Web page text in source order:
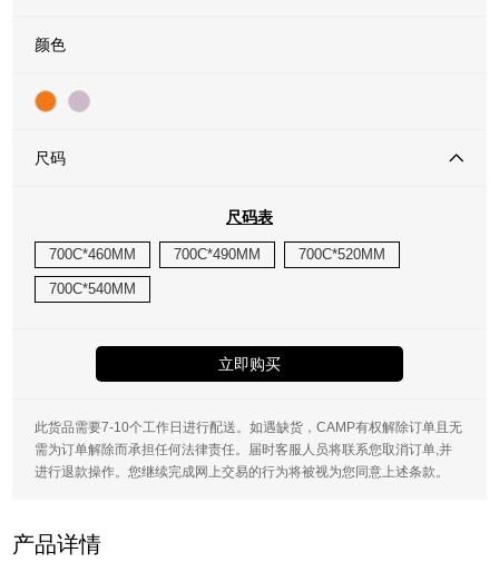
颜色
尺码
尺码表
700C*460MM 700C*490MM 700C*520MM
700C*540MM
立即购买
此货品需要7-10个工作日进行配送。如遇缺货，CAMP有权解除订单且无
需为订单解除而承担任何法律责任。届时客服人员将联系您取消订单,并
进行退款操作。您继续完成网上交易的行为将被视为您同意上述条款。
产品详情